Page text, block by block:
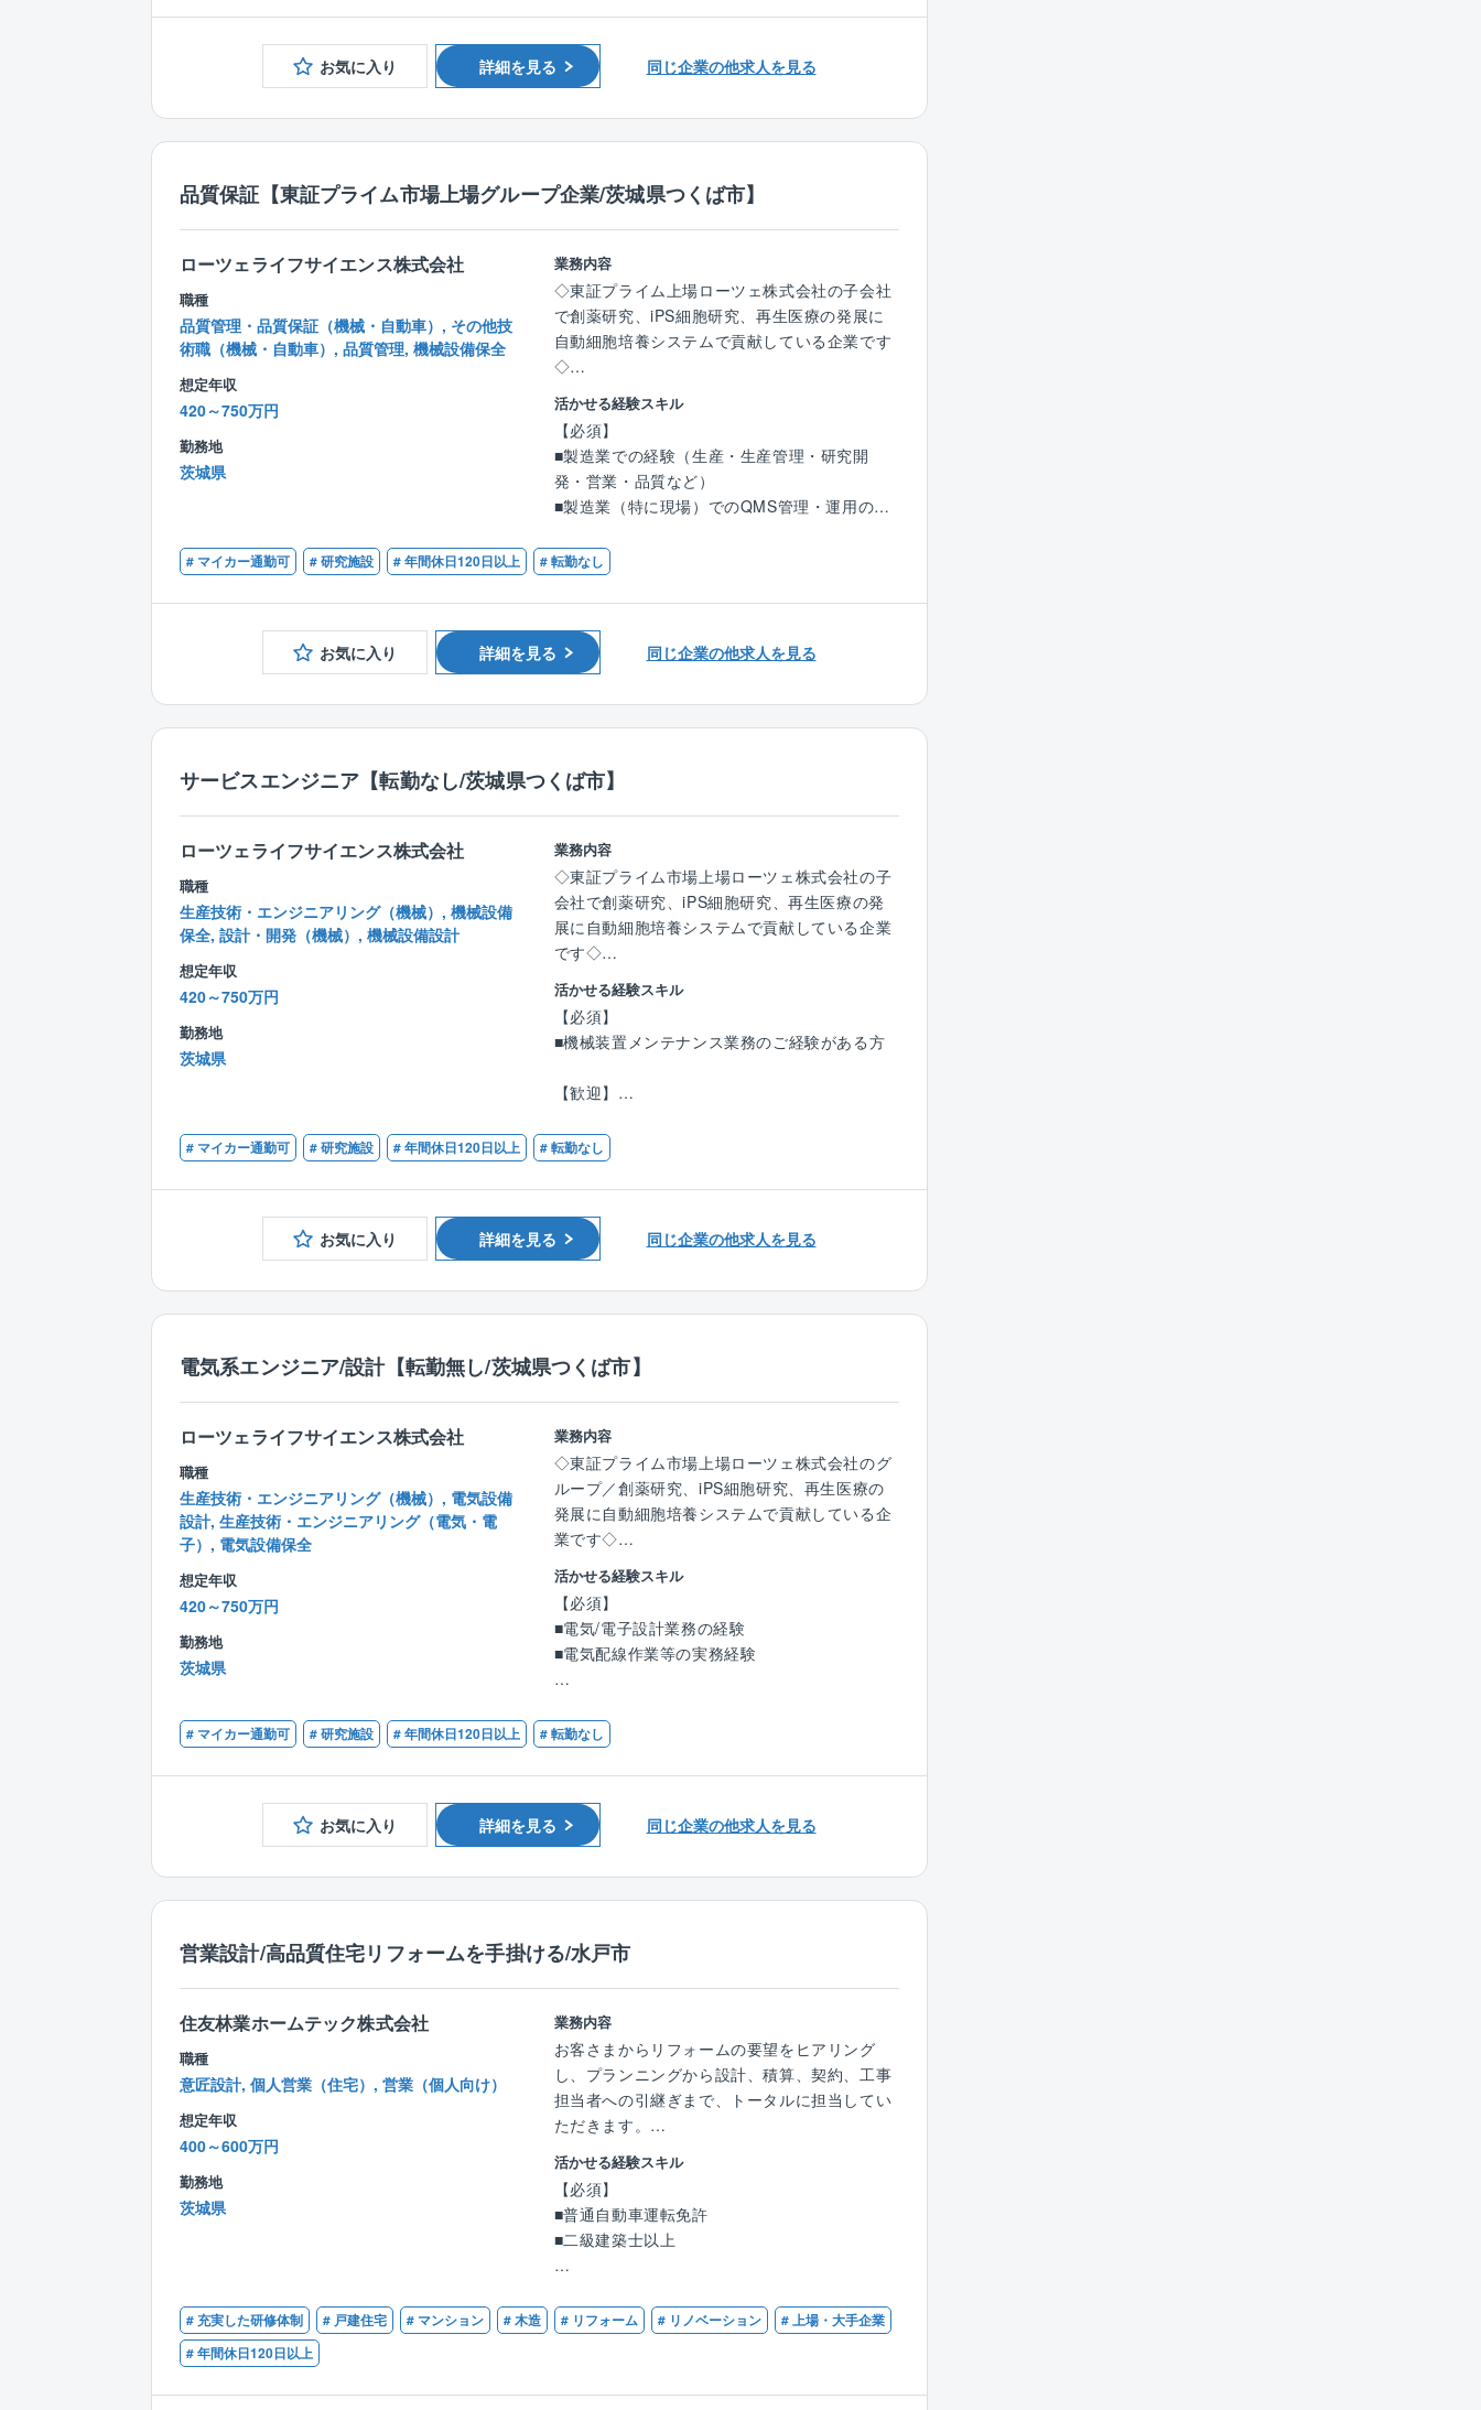
同社の役員／支店長などは現場出身者が多数お
ります。将来の幹部候補として同社でキャリア
■仕事内容：
力会社への発注／管理調整、図面チェック、施
工図作成、計測等各種データ分析他
(4)安全衛生、労務管理並びに記録の保管
■官公庁、ゼネコンからの請負：
官公庁、大手ゼネコンからの受注が多く占めて
います。ALSOK、近鉄などグループ関連との取
引も多く非常に安定しております。
■メンテナンス／リニューアル事業を含んだト
ータルなソリューション：
設備の設計・施工のみならず、メンテナンスや
リニューアル事業も行っています。監視システ
ムの設計、エネルギーの高効率化、機器管理の
め細かくサポートする業務です。
同社の役員／支店長などは現場出身者が多数お
ります。将来の幹部候補として同社でキャリア
お気に入り 詳細を見る 同じ企業の他求人を見る
品質保証【東証プライム市場上場グループ企業/茨城県つくば市】
ローツェライフサイエンス株式会社
職種
品質管理・品質保証（機械・自動車）, その他技
術職（機械・自動車）, 品質管理, 機械設備保全
想定年収
420～750万円
勤務地
茨城県
業務内容
◇東証プライム上場ローツェ株式会社の子会社
で創薬研究、iPS細胞研究、再生医療の発展に
自動細胞培養システムで貢献している企業です
◇
品質保証：ライフサイエンス（創薬研究・再生
医療）業界顧客の要求対応、社内体制構築
品質管理：社内外ドキュメント管理、社内品質
改善
■業務詳細：
新ビジネスに関連し、当社生産装置納入に当た
社内書類（エビデンス）から客先提出書類への
一元管理体系構築と社内定着化
■同社の特徴：
ライフサイエンス産業における製造・研究現場
での自動化装置やシステムの設計・開発・製作
によって、現場の方々が直面する様々な問題を
解決に導いております。知恵と機動力及び技術
で未来を切り拓く、いわばエキスパート集団で
す。
活かせる経験スキル
【必須】
■製造業での経験（生産・生産管理・研究開
発・営業・品質など）
■製造業（特に現場）でのQMS管理・運用の知
■海外製造拠点や販売先とのメールでのやりと
りができるレベルの英語力
【歓迎】
■医療機器業界、理化学機器業界又はその他産
■製造業（特に現場）でのQMS構築・推進の経
験
■細胞培養に関する知見
■監査及び監査準備経験（ISO/客先/サプライヤ/
■英語力もしくは、日本人以外とやり取りする
事に抵抗がない方
# マイカー通勤可 # 研究施設 # 年間休日120日以上 # 転勤なし
お気に入り 詳細を見る 同じ企業の他求人を見る
サービスエンジニア【転勤なし/茨城県つくば市】
ローツェライフサイエンス株式会社
職種
生産技術・エンジニアリング（機械）, 機械設備
保全, 設計・開発（機械）, 機械設備設計
想定年収
420～750万円
勤務地
茨城県
業務内容
◇東証プライム市場上場ローツェ株式会社の子
会社で創薬研究、iPS細胞研究、再生医療の発
展に自動細胞培養システムで貢献している企業
です◇
再生医療及び創薬研究に用いる装置のサービス
エンジニアとして下記業務を中心にご担当頂き
ます。
■業務詳細：
顧客先に設置された弊社装置の保守点検管理及
び実務
トラブルシューティング及び復旧作業（現場で
の原因分析FTA）
身に着け、業務を通して成長することができま
す。また、完全週休2日制で土日祝休み、年間
休日は125日。フルフレックスタイム制やリモ
ート勤務の導入等、技術職種の中でもトップク
ラスの働きやすさを実現することが可能です。
■同社の特徴：
同社は国内大手製薬メーカーとの直接取引があ
に進み、ライフサイエンス産業における製造・
研究現場での自動化装置やシステムの設計・開
発・製作によって、現場の方々が直面する様々
な問題を解決に導いております。
2022年5月には10億円の設備投資で、更なる設
強を計画中です。知恵と機動力及び技術で未来
活かせる経験スキル
【必須】
■機械装置メンテナンス業務のご経験がある方
【歓迎】
■ソフトウェアの知見をお持ちの方(制御系シス
テム)
# マイカー通勤可 # 研究施設 # 年間休日120日以上 # 転勤なし
お気に入り 詳細を見る 同じ企業の他求人を見る
電気系エンジニア/設計【転勤無し/茨城県つくば市】
ローツェライフサイエンス株式会社
職種
生産技術・エンジニアリング（機械）, 電気設備
設計, 生産技術・エンジニアリング（電気・電
子）, 電気設備保全
想定年収
420～750万円
勤務地
茨城県
業務内容
◇東証プライム市場上場ローツェ株式会社のグ
ループ／創薬研究、iPS細胞研究、再生医療の
発展に自動細胞培養システムで貢献している企
業です◇
再生医療及び創薬研究に用いる装置の電気設計
エンジニアとして下記の業務を中心にご担当頂
きます。上流から下流まで一貫した生産体制を
取っており、設計・開発・製造のすべてに携わ
ることができます。
■業務詳細：
調達部品の選定
各種装置組み立てにおける電気配線担当
■ポジションの魅力：
幅広い業務経験を通じて、唯一無二のスキルを
身に着け、業務を通して成長することができま
す。また、完全週休2日制で土日祝休み、年間
休日は125日。フルフレックスタイム制やリモ
ート勤務の導入等、技術職種の中でもトップク
ラスの働きやすさを実現することが可能です。
■同社の特徴：
同syさは国内大手製薬メーカーとの直接取引が
あり、米国や中国の医療研究機関との商談も着
実に進み、ライフサイエンス産業における製
造・研究現場での自動化装置やシステムの設
る様々な問題を解決に導いております。
強を計画中です。知恵と機動力及び技術で未来
活かせる経験スキル
【必須】
■電気/電子設計業務の経験
■電気配線作業等の実務経験
■装置開発のご経験
# マイカー通勤可 # 研究施設 # 年間休日120日以上 # 転勤なし
お気に入り 詳細を見る 同じ企業の他求人を見る
営業設計/高品質住宅リフォームを手掛ける/水戸市
住友林業ホームテック株式会社
職種
意匠設計, 個人営業（住宅）, 営業（個人向け）
想定年収
400～600万円
勤務地
茨城県
業務内容
お客さまからリフォームの要望をヒアリング
し、プランニングから設計、積算、契約、工事
担当者への引継ぎまで、トータルに担当してい
ただきます。
■『住友林業の家』オーナー様への営業
社内の顧客データやメンテナンス担当部門から
の情報をもとに、水回り設備の交換や内装、外
装などの工事を提案します。
すでに住友林業として取引があるため提案がし
やすく、長いお付き合いが可能です。
活かせる経験スキル
【必須】
■普通自動車運転免許
■二級建築士以上
■住宅建築業界での設計、プランニング、積
算、施工管理等の実務経験
の工程を経験した方
# 充実した研修体制 # 戸建住宅 # マンション # 木造 # リフォーム # リノベーション
# 上場・大手企業
# 年間休日120日以上